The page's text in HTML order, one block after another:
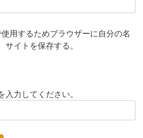
用するためブラウザーに自分の名
イトを保存する。
力してください。